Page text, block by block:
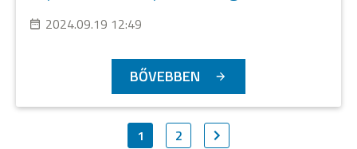
2024.09.19 12:49
BŐVEBBEN
1 2